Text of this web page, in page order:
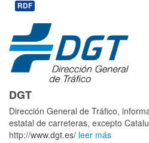
RDF
DGT
Dirección General de Tráfico,
estatal de carreteras, excepto
http://www.dgt.es/ leer más